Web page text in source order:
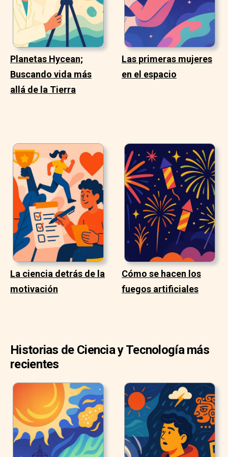
Planetas Hycean;
Buscando vida más
allá de la Tierra
Las primeras mujeres
en el espacio
La ciencia detrás de la
motivación
Cómo se hacen los
fuegos artificiales
Historias de Ciencia y Tecnología más
recientes